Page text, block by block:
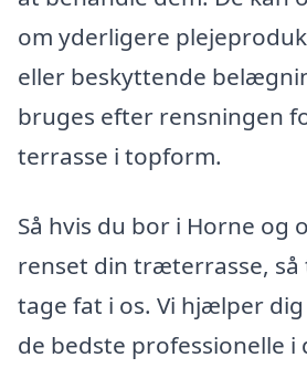
om yderligere
eller beskyttende
bruges efter rensningen
terrasse i topform.
Så hvis du bor i Horne og
renset din træterrasse, så
tage fat i os. Vi hjælper
de bedste professionelle i